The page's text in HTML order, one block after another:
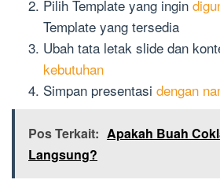
Pilih Template yang ingin
Template yang tersedia
Ubah tata letak slide dan
kebutuhan
Simpan presentasi dengan
Pos Terkait: Apakah Buah
Langsung?